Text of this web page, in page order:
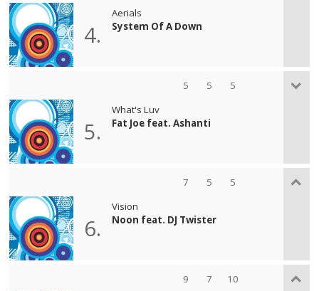
4.
Aerials
System Of A Down
5 5 5
5.
What's Luv
Fat Joe feat. Ashanti
7 5 5
6.
Vision
Noon feat. DJ Twister
9 7 10